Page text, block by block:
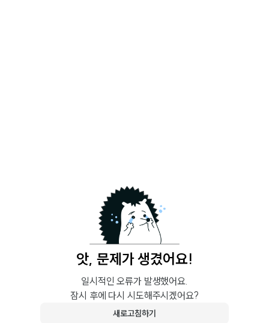
앗, 문제가 생겼어요!
일시적인 오류가 발생했어요.
잠시 후에 다시 시도해주시겠어요?
새로고침하기